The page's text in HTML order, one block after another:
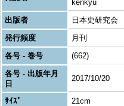
kenkyu
出版者
日本史研究会
発行頻度
月刊
各号 - 巻号
(662)
各号 - 出版年月
日
2017/10/20
ｻｲｽﾞ
21cm